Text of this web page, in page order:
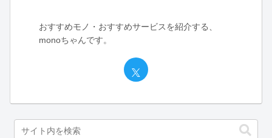
おすすめモノ・おすすめサービスを紹介する、
monoちゃんです。